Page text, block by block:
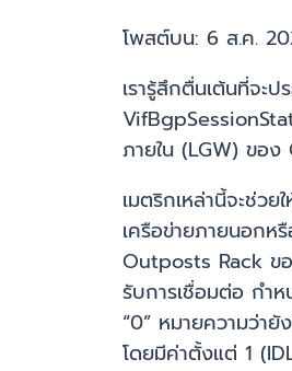
โพสต์บน: 6 ส.ค.
เรารู้สึกตื่นเต้นที่จะ
ภายใน (LGW) ข
เมตริกเหล่านี้จะช่ว
เครือข่ายภายนอกห
Outposts Rack ข
รับการเชื่อมต่อ กำ
“0” หมายความว่า
โดยมีค่าตั้งแต่ 1